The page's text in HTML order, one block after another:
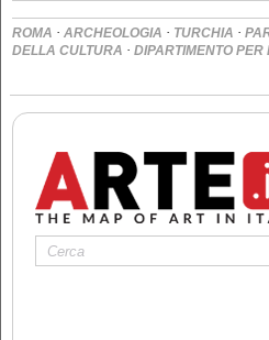
ROMA · ARCHEOLOGIA · TURCHIA ·
DELLA CULTURA · DIPARTIMENTO